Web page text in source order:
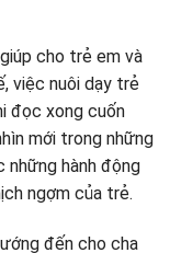
cho trẻ em và
việc nuôi dạy trẻ
đọc xong cuốn
mới trong những
những hành động
ngợm của trẻ.